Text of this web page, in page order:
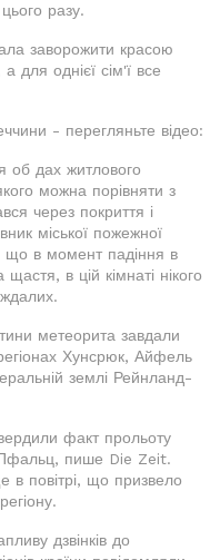
разу.
заворожити красою
для однієї сім'ї все
- перегляньте відео:
об дах житлового
можна порівняти з
через покриття і
міської пожежної
що в момент падіння в
в цій кімнаті нікого
метеорита завдали
Хунсрюк, Айфель
землі Рейнланд-
факт прольоту
пише Die Zeit.
в повітрі, що призвело
дзвінків до